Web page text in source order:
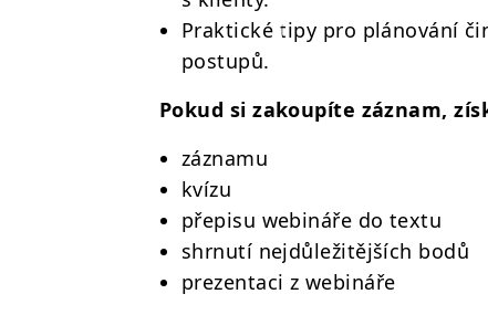
Praktické tipy pro plánování
postupů.
Pokud si zakoupíte záznam,
záznamu
kvízu
přepisu webináře do textu
shrnutí nejdůležitějších bodů
prezentaci z webináře